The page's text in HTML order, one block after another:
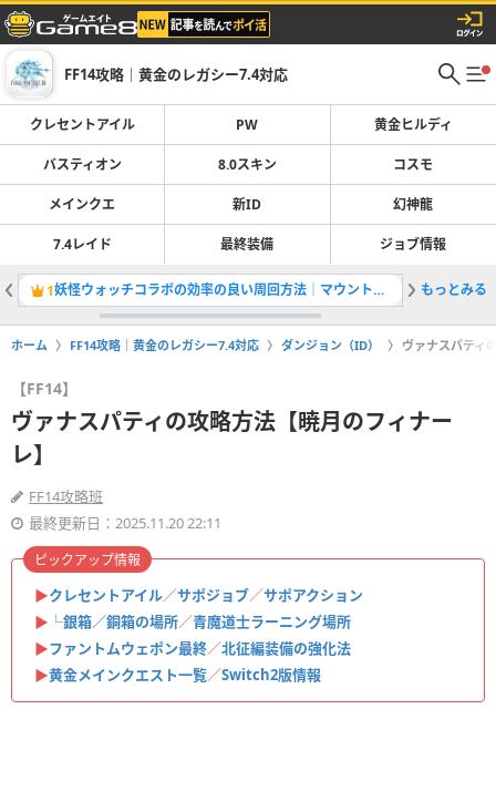
FF14攻略｜黄金のレガシー7.4対応
クレセントアイル PW 黄金ヒルディ
バスティオン 8.0スキン コスモ
メインクエ 新ID 幻神龍
7.4レイド 最終装備 ジョブ情報
1 妖怪ウォッチコラボの効率の良い周回方法｜マウントや武器情報 2
もっとみる
ホーム FF14攻略｜黄金のレガシー7.4対応 ダンジョン（ID） ヴァナスパティ
【FF14】
ヴァナスパティの攻略方法【暁月のフィナー
レ】
FF14攻略班
最終更新日：2025.11.20 22:11
▶クレセントアイル／サポジョブ／サポアクション
▶ └銀箱／銅箱の場所／青魔道士ラーニング場所
▶ファントムウェポン最終／北征編装備の強化法
▶黄金メインクエスト一覧／Switch2版情報
ピックアップ情報